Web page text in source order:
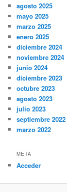
agosto 2025
mayo 2025
marzo 2025
enero 2025
diciembre 2024
noviembre 2024
junio 2024
diciembre 2023
octubre 2023
agosto 2023
julio 2023
septiembre 2022
marzo 2022
META
Acceder